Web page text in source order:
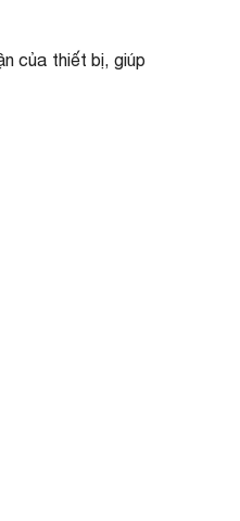
của thiết bị, giúp